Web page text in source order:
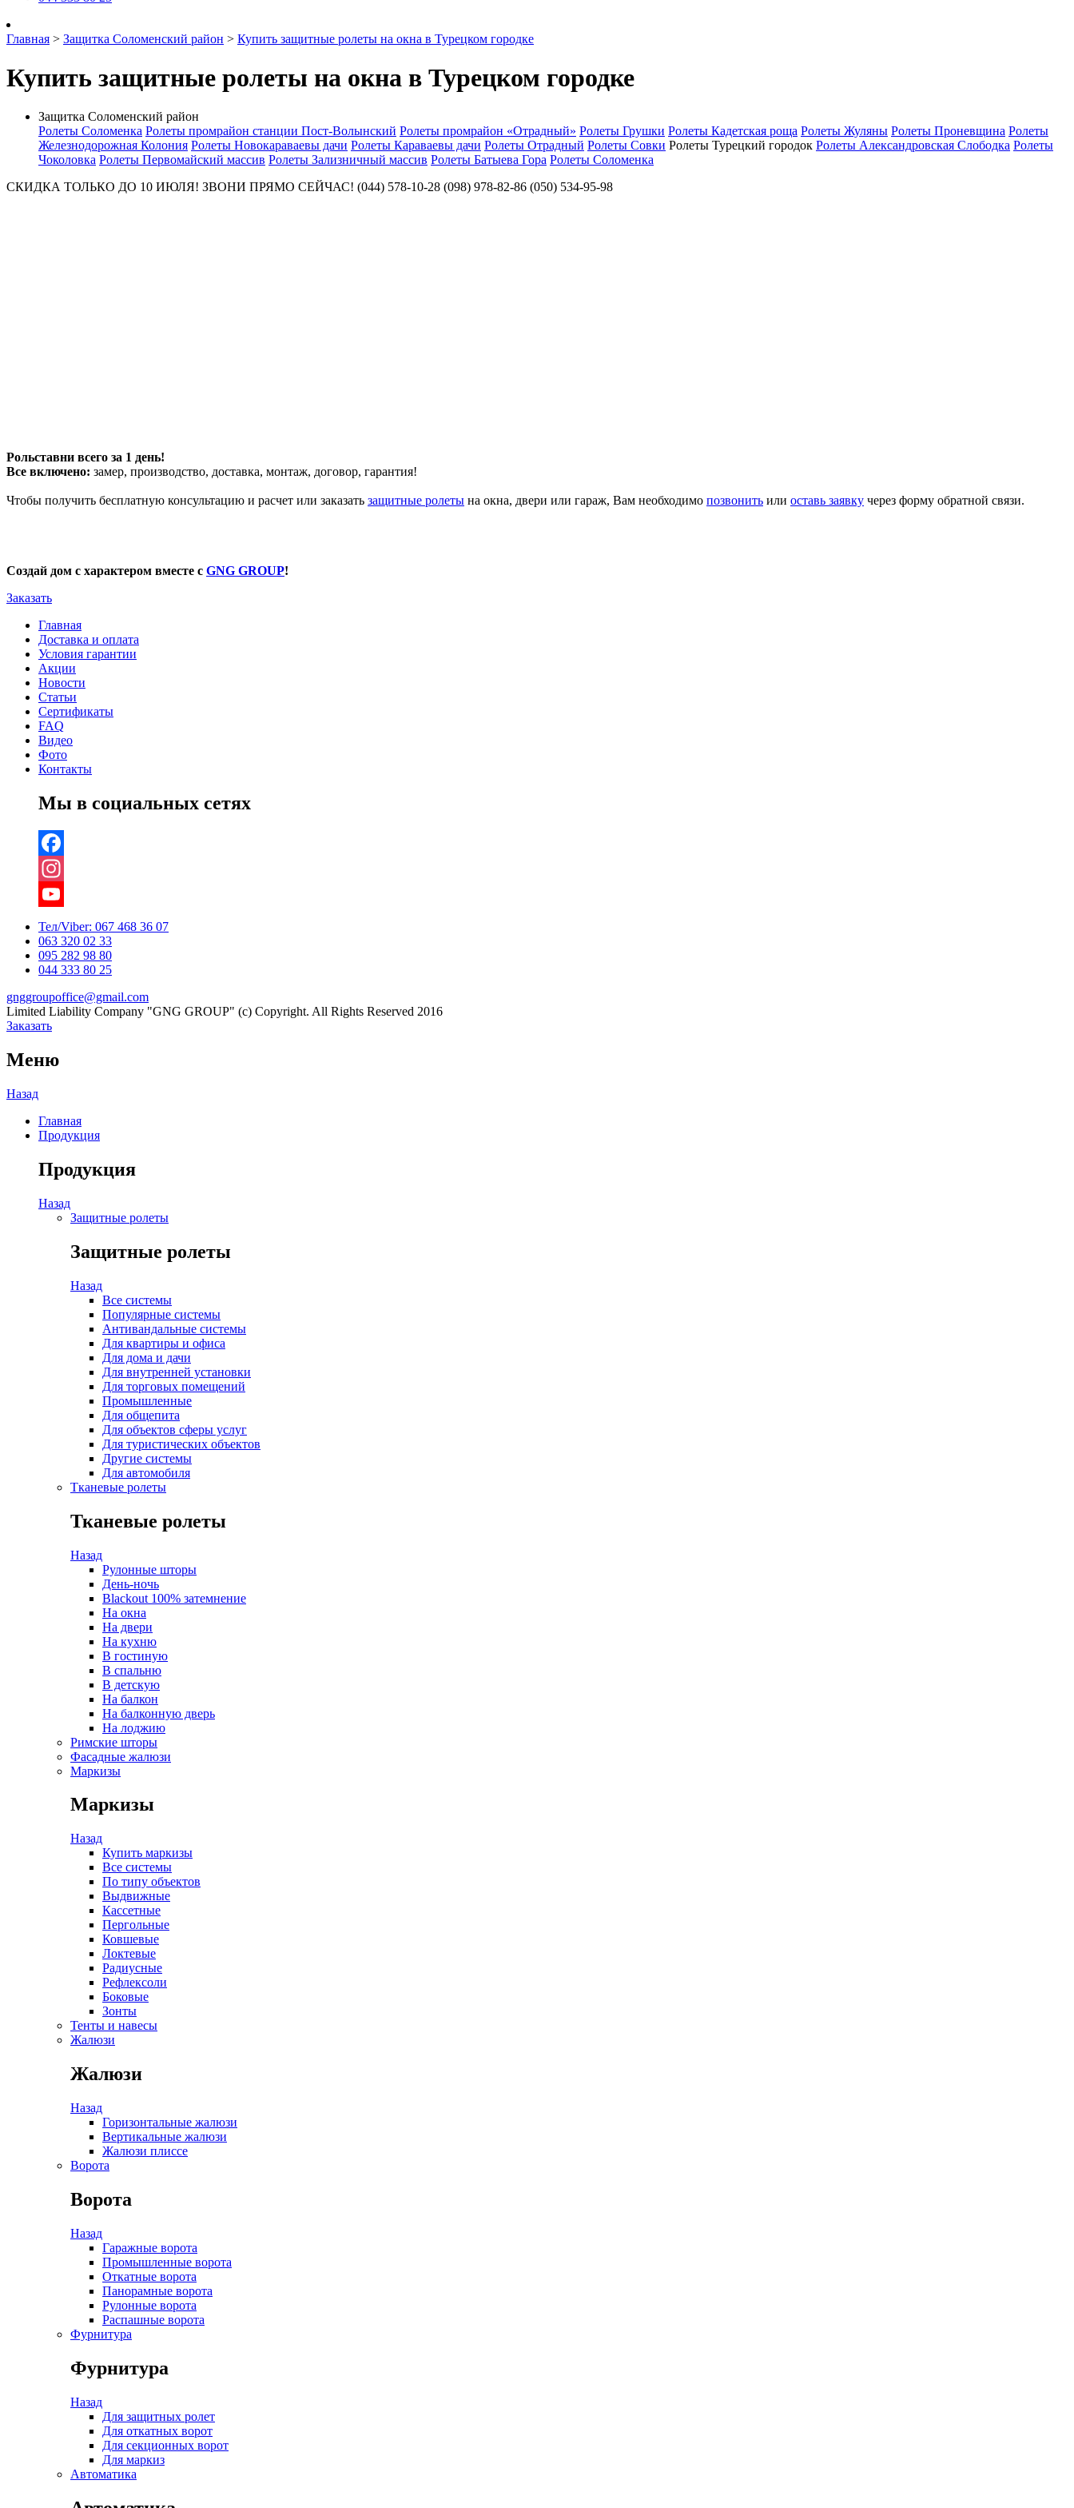
Главная > Защитка Соломенский район > Купить защитные ролеты на окна в Турецком городке
Купить защитные ролеты на окна в Турецком городке
Защитка Соломенский район
Ролеты Соломенка Ролеты промрайон станции Пост-Волынский Ролеты промрайон «Отрадный» Ролеты Грушки Ролеты Кадетская роща Ролеты Жуляны Ролеты Проневщина Ролеты
Железнодорожная Колония Ролеты Новокараваевы дачи Ролеты Караваевы дачи Ролеты Отрадный Ролеты Совки Ролеты Турецкий городок Ролеты Александровская Слободка Ролеты
Чоколовка Ролеты Первомайский массив Ролеты Зализничный массив Ролеты Батыева Гора Ролеты Соломенка
СКИДКА ТОЛЬКО ДО 10 ИЮЛЯ! ЗВОНИ ПРЯМО СЕЙЧАС! (044) 578-10-28 (098) 978-82-86 (050) 534-95-98
Рольставни всего за 1 день!
Все включено: замер, производство, доставка, монтаж, договор, гарантия!
Чтобы получить бесплатную консультацию и расчет или заказать защитные ролеты на окна, двери или гараж, Вам необходимо позвонить или оставь заявку через форму обратной связи.
Создай дом с характером вместе с GNG GROUP!
Заказать
Главная
Доставка и оплата
Условия гарантии
Акции
Новости
Статьи
Сертификаты
FAQ
Видео
Фото
Контакты
Мы в социальных сетях
Facebook
Instagram
YouTube
Channel
Тел/Viber: 067 468 36 07
063 320 02 33
095 282 98 80
044 333 80 25
gnggroupoffice@gmail.com
Limited Liability Company "GNG GROUP" (c) Copyright. All Rights Reserved 2016
Заказать
Меню
Назад
Главная
Продукция
Продукция
Назад
Защитные ролеты
Защитные ролеты
Назад
Все системы
Популярные системы
Антивандальные системы
Для квартиры и офиса
Для дома и дачи
Для внутренней установки
Для торговых помещений
Промышленные
Для общепита
Для объектов сферы услуг
Для туристических объектов
Другие системы
Для автомобиля
Тканевые ролеты
Тканевые ролеты
Назад
Рулонные шторы
День-ночь
Blackout 100% затемнение
На окна
На двери
На кухню
В гостиную
В спальню
В детскую
На балкон
На балконную дверь
На лоджию
Римские шторы
Фасадные жалюзи
Маркизы
Маркизы
Назад
Купить маркизы
Все системы
По типу объектов
Выдвижные
Кассетные
Пергольные
Ковшевые
Локтевые
Радиусные
Рефлексоли
Боковые
Зонты
Тенты и навесы
Жалюзи
Жалюзи
Назад
Горизонтальные жалюзи
Вертикальные жалюзи
Жалюзи плиссе
Ворота
Ворота
Назад
Гаражные ворота
Промышленные ворота
Откатные ворота
Панорамные ворота
Рулонные ворота
Распашные ворота
Фурнитура
Фурнитура
Назад
Для защитных ролет
Для откатных ворот
Для секционных ворот
Для маркиз
Автоматика